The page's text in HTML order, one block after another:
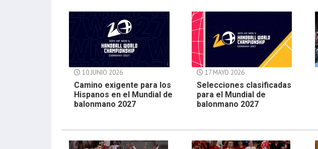
10 JUNIO 2026
Camino exigente para los
Hispanos en el Mundial de
balonmano 2027
17 MAYO 2026
Selecciones clasificadas
para el Mundial de
balonmano 2027